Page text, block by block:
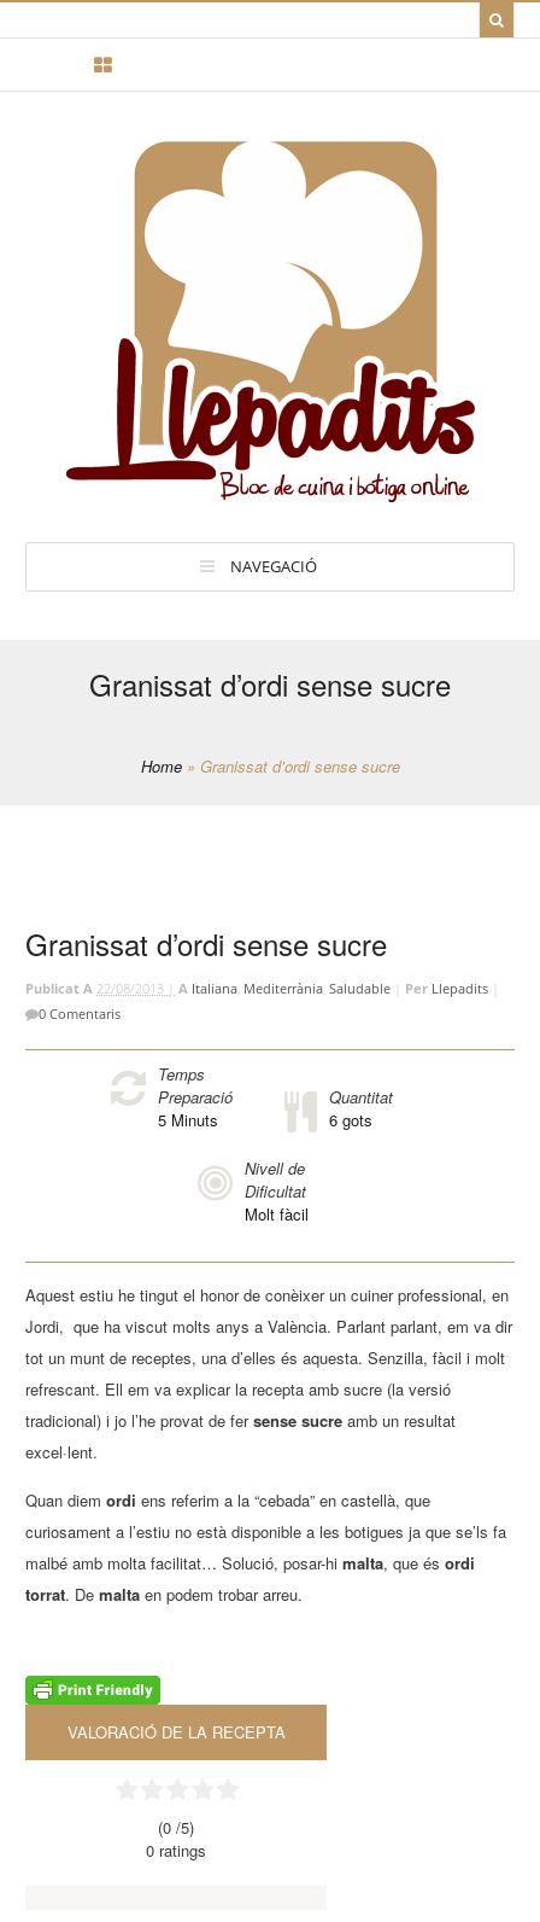
NAVEGACIÓ
Granissat d’ordi sense sucre
Home » Granissat d’ordi sense sucre
Granissat d’ordi sense sucre
Publicat A 22/08/2013 | A Italiana Mediterrània ,Saludable Per Llepadits
0 Comentaris
Temps
Preparació
5 Minuts
Quantitat
6 gots
Nivell de
Dificultat
Molt fàcil
Aquest estiu he tingut el honor de conèixer un cuiner professional, en
Jordi, que ha viscut molts anys a València. Parlant parlant, em va dir
tot un munt de receptes, una d’elles és aquesta. Senzilla, fàcil i molt
refrescant. Ell em va explicar la recepta amb sucre (la versió
tradicional) i jo l’he provat de fersense sucre amb un resultat
excel·lent.
Quan diemordi ens referim a la “cebada” en castellà, que
curiosament a l’estiu no està disponible a les botigues ja que se’ls fa
malbé amb molta facilitat… Solució, posar-himalta, que ésordi
torrat. Demalta en podem trobar arreu.
VALORACIÓ DE LA RECEPTA
(0 /5)
0 ratings